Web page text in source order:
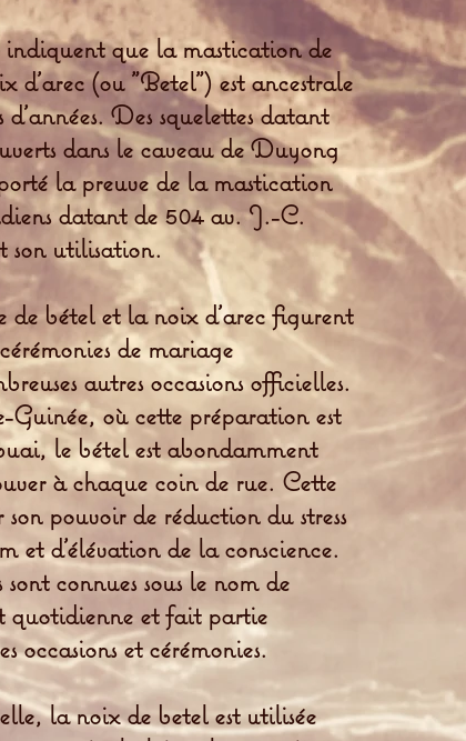
indiquent que la mastication de
d’arec (ou "Betel") est ancestrale
Des squelettes datant
dans le caveau de Duyong
la preuve de la mastication
datant de 504 av. J.-C.
son utilisation.
bétel et la noix d’arec figurent
de mariage
autres occasions officielles.
où cette préparation est
le bétel est abondamment
à chaque coin de rue. Cette
son pouvoir de réduction du stress
et d’élévation de la conscience.
connues sous le nom de
quotidienne et fait partie
occasions et cérémonies.
la noix de betel est utilisée